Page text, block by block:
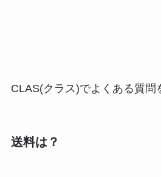
CLAS(クラス)でよくある質問
送料は？